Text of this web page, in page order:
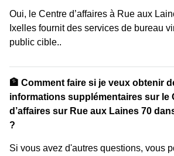
Oui, le Centre d’affaires à Rue aux
Ixelles fournit des services de bureau
public cible..
🏦 Comment faire si je veux obtenir
informations supplémentaires sur le
d’affaires sur Rue aux Laines 70
?
Si vous avez d'autres questions, vous